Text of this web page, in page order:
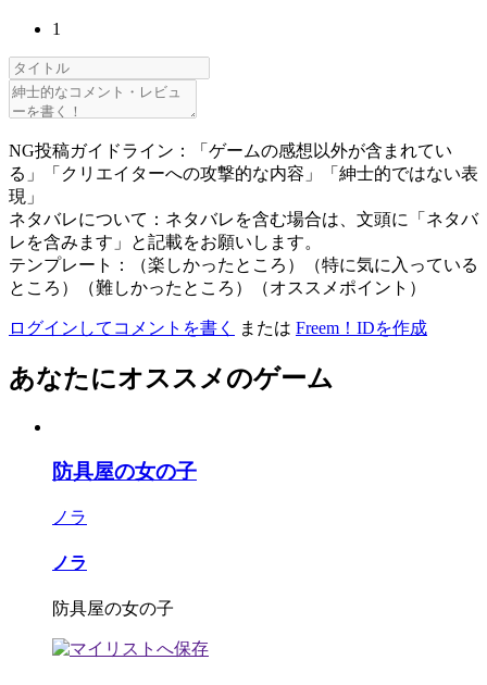
1
NG投稿ガイドライン：「ゲームの感想以外が含まれてい
る」「クリエイターへの攻撃的な内容」「紳士的ではない表
現」
ネタバレについて：ネタバレを含む場合は、文頭に「ネタバ
レを含みます」と記載をお願いします。
テンプレート：（楽しかったところ）（特に気に入っている
ところ）（難しかったところ）（オススメポイント）
ログインしてコメントを書く または Freem！IDを作成
あなたにオススメのゲーム
防具屋の女の子
ノラ
ノラ
防具屋の女の子